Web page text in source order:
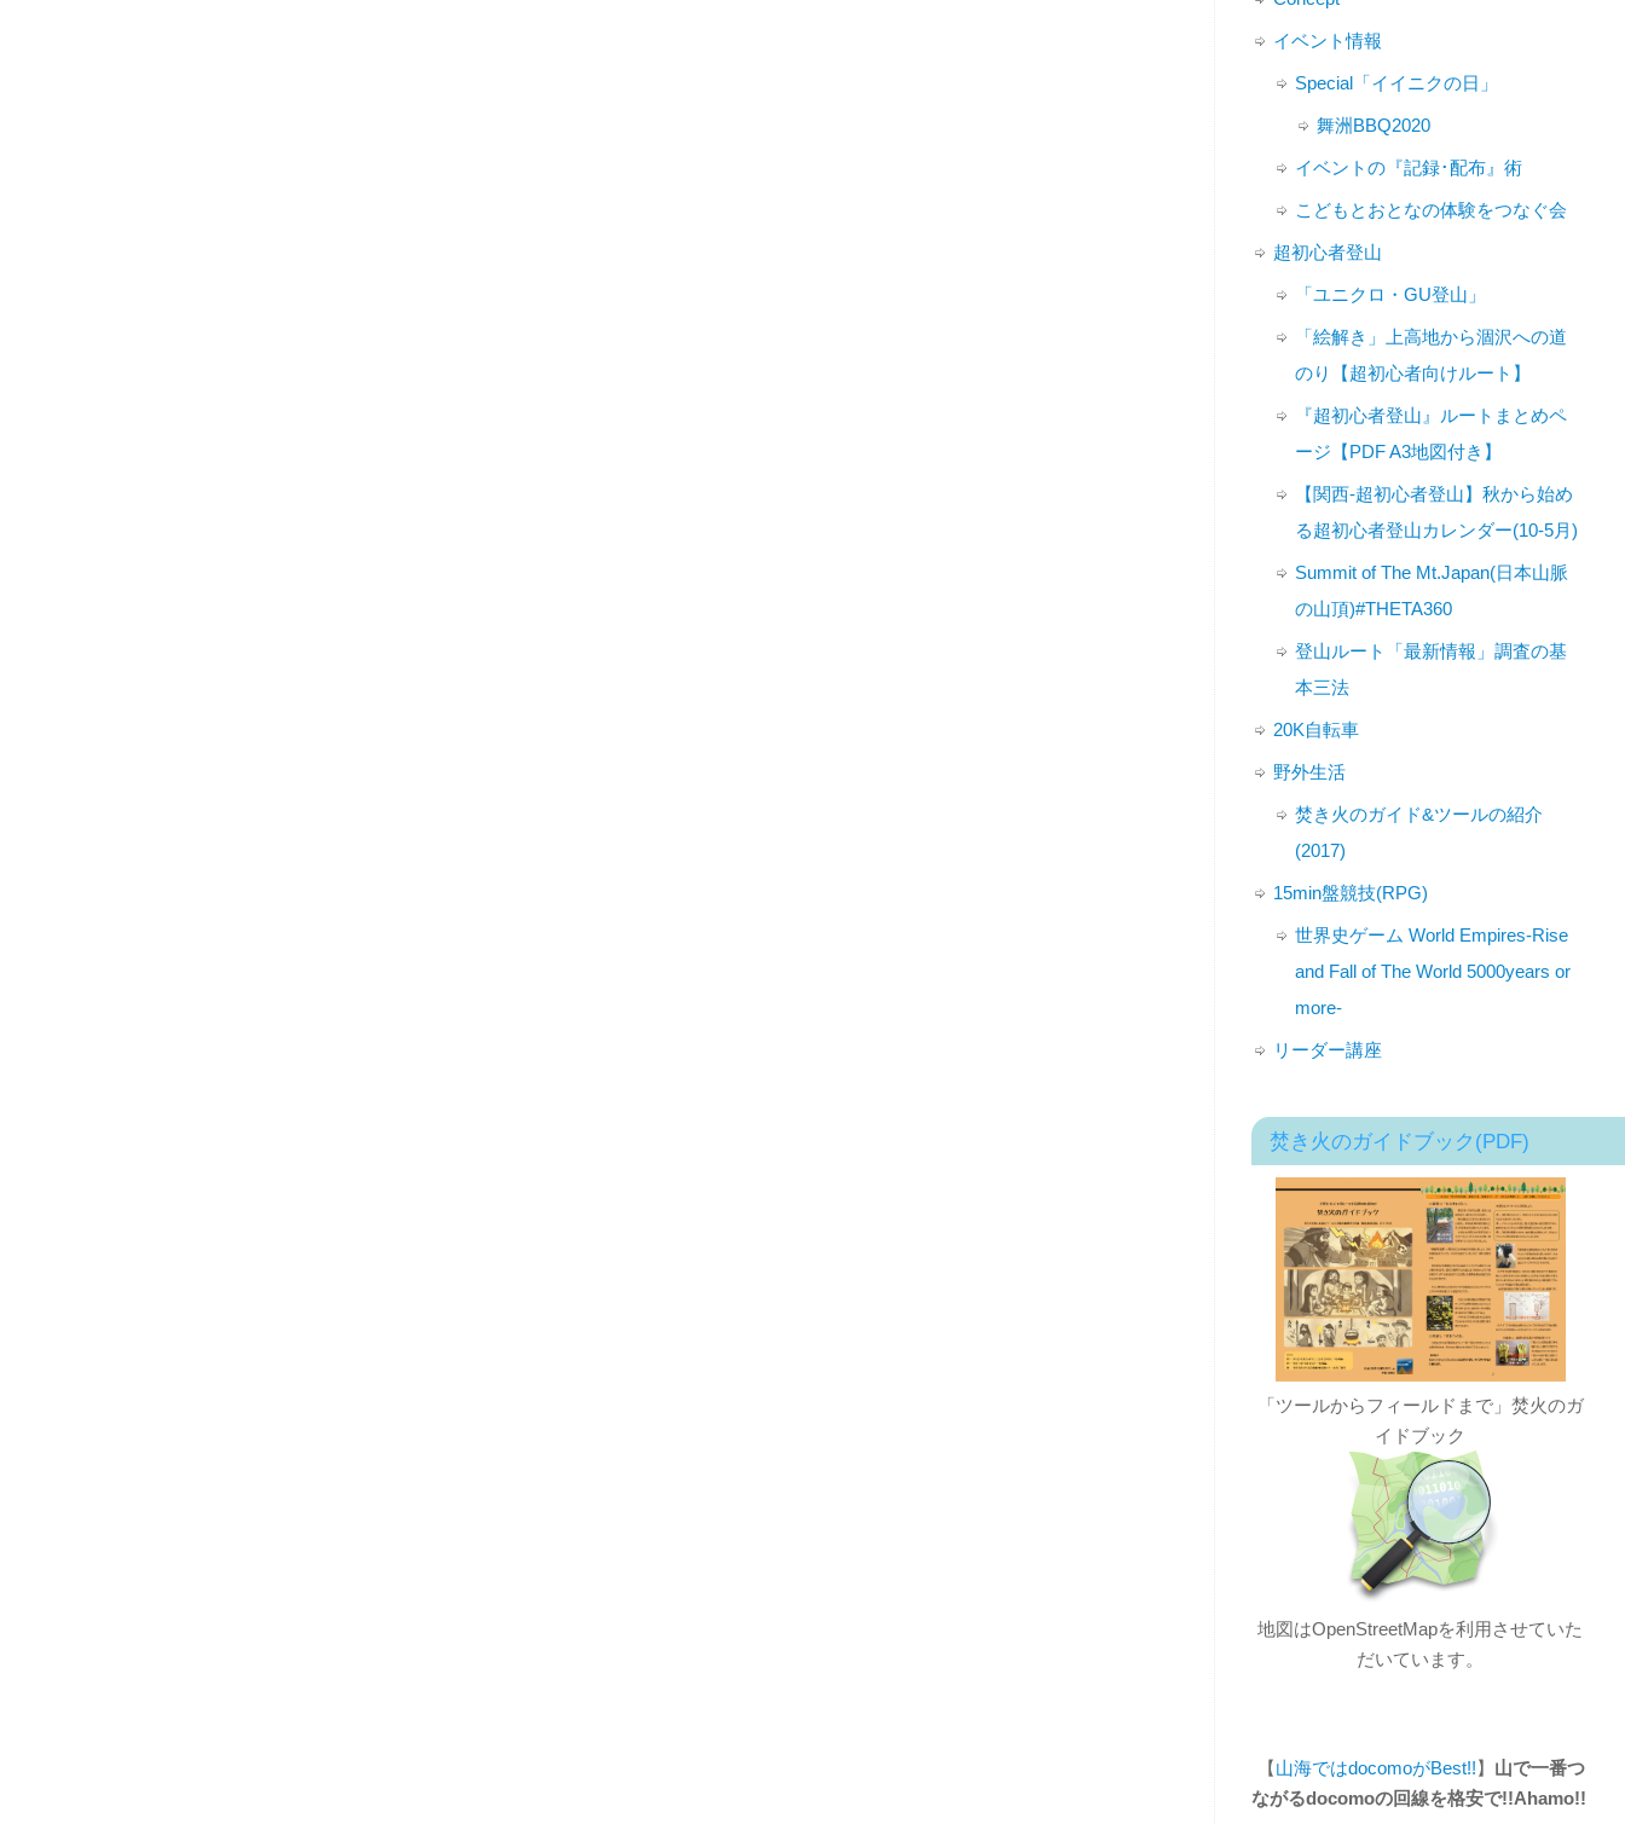
イベント情報
Special「イイニクの日」
舞洲BBQ2020
イベントの『記録･配布』術
こどもとおとなの体験をつなぐ会
超初心者登山
「ユニクロ・GU登山」
「絵解き」上高地から涸沢への道
のり【超初心者向けルート】
『超初心者登山』ルートまとめペ
ージ【PDF A3地図付き】
【関西-超初心者登山】秋から始め
る超初心者登山カレンダー(10-5月)
Summit of The Mt.Japan(日本山脈
の山頂)#THETA360
登山ルート「最新情報」調査の基
本三法
20K自転車
野外生活
焚き火のガイド&ツールの紹介
(2017)
15min盤競技(RPG)
世界史ゲーム World Empires-Rise
and Fall of The World 5000years or
more-
リーダー講座
焚き火のガイドブック(PDF)
「ツールからフィールドまで」焚火のガ
イドブック
地図はOpenStreetMapを利用させていた
だいています。
【山海ではdocomoがBest!!】 山で一番つ
ながるdocomoの回線を格安で!!Ahamo!!